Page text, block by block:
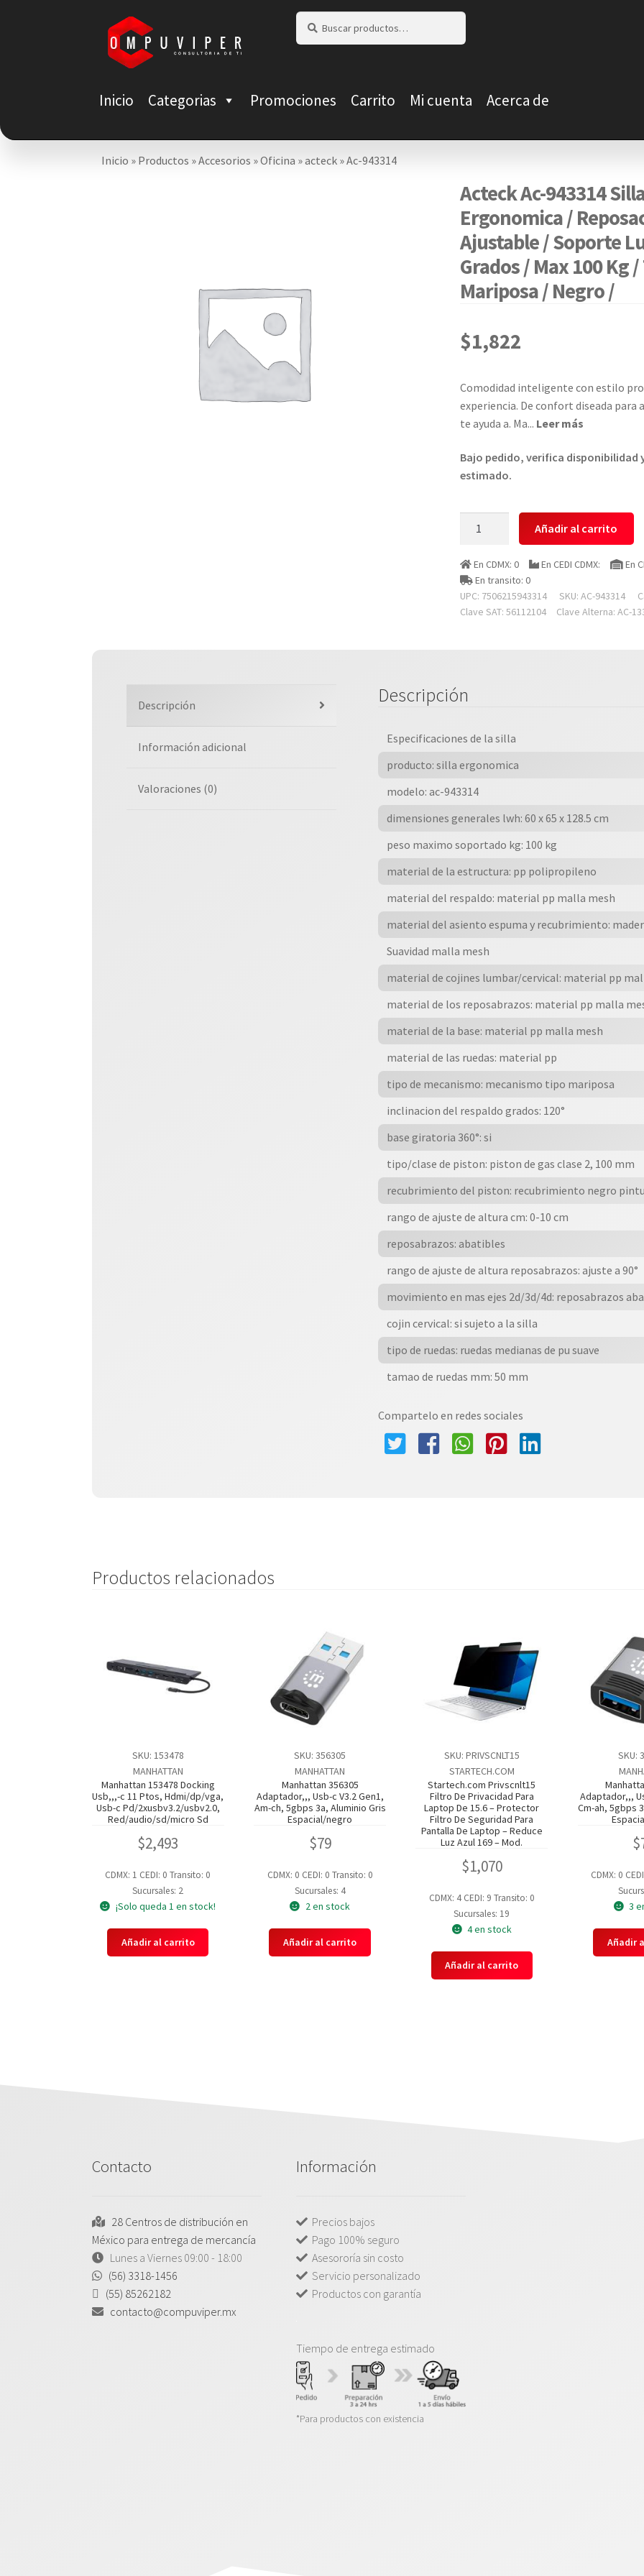
Saltar
navegación
contenido
Buscar
por:
Buscar
Inicio Categorias Promociones Carrito Mi cuenta Acerca de
Inicio » Productos »Accesorios »Oficina »acteck»Ac-943314
Acteck Ac-943314
Ergonomica /
Ajustable / Soporte
Grados / Max 100 Kg
Mariposa / Negro /
$1,822
Comodidad inteligente con estilo
experiencia. De confort diseada para
te ayuda a. Ma... Leer más
Bajo pedido, verifica disponibilidad
estimado.
943314
Silla
Flux
Prime
Reposacabeza
Reposabrazos
/
Soporte
/
Inclinacion
Grados
/
100
Kg
Transpirable
/
/
cantidad
Añadir al carrito
En CDMX: 0 En CEDI CDMX: En
En transito: 0
UPC: 7506215943314
SKU: AC-943314
Clave SAT: 56112104
Clave Alterna: AC-
Descripción
Información adicional
Valoraciones (0)
Descripción
Especificaciones de la silla
producto: silla ergonomica
modelo: ac-943314
dimensiones generales lwh: 60 x 65 x 128.5 cm
peso maximo soportado kg: 100 kg
material de la estructura: pp polipropileno
material del respaldo: material pp malla mesh
material del asiento espuma y recubrimiento:
Suavidad malla mesh
material de cojines lumbar/cervical: material pp
material de los reposabrazos: material pp malla
material de la base: material pp malla mesh
material de las ruedas: material pp
tipo de mecanismo: mecanismo tipo mariposa
inclinacion del respaldo grados: 120°
base giratoria 360°: si
tipo/clase de piston: piston de gas clase 2, 100 mm
recubrimiento del piston: recubrimiento negro
rango de ajuste de altura cm: 0-10 cm
reposabrazos: abatibles
rango de ajuste de altura reposabrazos: ajuste a 90°
movimiento en mas ejes 2d/3d/4d: reposabrazos
cojin cervical: si sujeto a la silla
tipo de ruedas: ruedas medianas de pu suave
tamao de ruedas mm: 50 mm
Compartelo en redes sociales
Productos relacionados
SKU: 153478
MANHATTAN
Manhattan 153478 Docking
Usb,,,-c 11 Ptos, Hdmi/dp/vga,
Usb-c Pd/2xusbv3.2/usbv2.0,
Red/audio/sd/micro Sd
$2,493
CDMX: 1 CEDI: 0Transito: 0
Sucursales: 2
¡Solo queda 1 en stock!
Añadir al carrito
SKU: 356305
MANHATTAN
Manhattan 356305
Adaptador,,, Usb-c V3.2 Gen1,
Am-ch, 5gbps 3a, Aluminio Gris
Espacial/negro
$79
CDMX: 0 CEDI: 0 Transito: 0
Sucursales: 4
2 en stock
Añadir al carrito
SKU: PRIVSCNLT15
STARTECH.COM
Startech.com Privscnlt15
Filtro De Privacidad Para
Laptop De 15.6 – Protector
Filtro De Seguridad Para
Pantalla De Laptop – Reduce
Luz Azul 169 – Mod.
$1,070
CDMX: 4 CEDI: 9 Transito: 0
Sucursales: 19
4 en stock
Añadir al carrito
SKU:
Adaptador,,,
Cm-ah, 5gbps
$
CDMX: 0
3
Añadir
Contacto
28 Centros de distribución en
México para entrega de mercancía
Lunes a Viernes 09:00 - 18:00
(56) 3318-1456
(55) 85262182
contacto@compuviper.mx
Información
Precios bajos
Pago 100% seguro
Asesororía sin costo
Servicio personalizado
Productos con garantía
Tiempo de entrega estimado
*Para productos con existencia